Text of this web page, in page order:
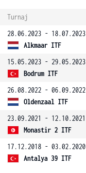
Turnaj
28.06.2023 - 18.07.2023
Alkmaar ITF
15.05.2023 - 29.05.2023
Bodrum ITF
26.08.2022 - 06.09.2022
Oldenzaal ITF
23.09.2021 - 12.10.2021
Monastir 2 ITF
17.12.2018 - 03.02.2020
Antalya 39 ITF